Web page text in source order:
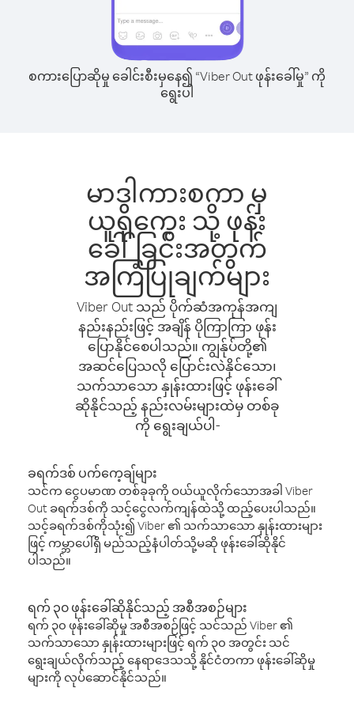
စကားပြောဆိုမှု ခေါင်းစီးမှနေ၍ “Viber Out ဖုန်းခေါ်မှု” ကို
ရွေးပါ
မာဒါကားစကာ မှ
ယူရိုကွေး သို့ ဖုန်း
ခေါ်ခြင်းအတွက်
အကြံပြုချက်များ
Viber Out သည် ပိုက်ဆံအကုန်အကျ
နည်းနည်းဖြင့် အချိန် ပိုကြာကြာ ဖုန်း
ပြောနိုင်စေပါသည်။ ကျွန်ုပ်တို့၏
အဆင်ပြေသလို ပြောင်းလဲနိုင်သော၊
သက်သာသော နှုန်းထားဖြင့် ဖုန်းခေါ်
ဆိုနိုင်သည့် နည်းလမ်းများထဲမှ တစ်ခု
ကို ရွေးချယ်ပါ-
ခရက်ဒစ် ပက်ကေ့ချ်များ
သင်က ငွေပမာဏ တစ်ခုခုကို ဝယ်ယူလိုက်သောအခါ Viber
Out ခရက်ဒစ်ကို သင့်ငွေလက်ကျန်ထဲသို့ ထည့်ပေးပါသည်။
သင့်ခရက်ဒစ်ကိုသုံး၍ Viber ၏ သက်သာသော နှုန်းထားများ
ဖြင့် ကမ္ဘာပေါ်ရှိ မည်သည့်နံပါတ်သို့မဆို ဖုန်းခေါ်ဆိုနိုင်
ပါသည်။
ရက် ၃၀ ဖုန်းခေါ်ဆိုနိုင်သည့် အစီအစဉ်များ
ရက် ၃၀ ဖုန်းခေါ်ဆိုမှု အစီအစဉ်ဖြင့် သင်သည် Viber ၏
သက်သာသော နှုန်းထားများဖြင့် ရက် ၃၀ အတွင်း သင်
ရွေးချယ်လိုက်သည့် နေရာဒေသသို့ နိုင်ငံတကာ ဖုန်းခေါ်ဆိုမှု
များကို လုပ်ဆောင်နိုင်သည်။